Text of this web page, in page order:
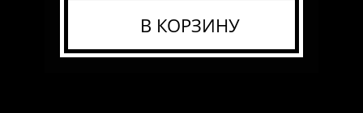
В КОРЗИНУ